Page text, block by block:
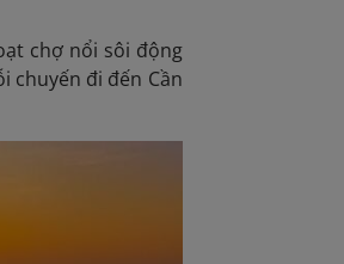
chợ nổi sôi động
chuyến đi đến Cần